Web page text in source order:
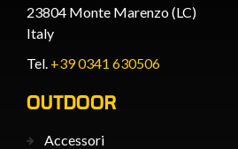
23804 Monte Marenzo (LC)
Italy
Tel. +39 0341 630506
OUTDOOR
Accessori